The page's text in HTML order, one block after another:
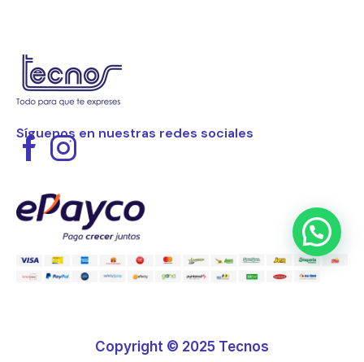
Síguenos en nuestras redes sociales
Copyright © 2025 Tecnos